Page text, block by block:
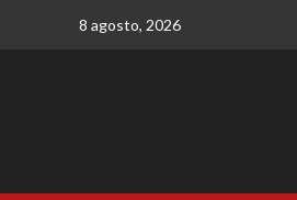
8 agosto, 2026